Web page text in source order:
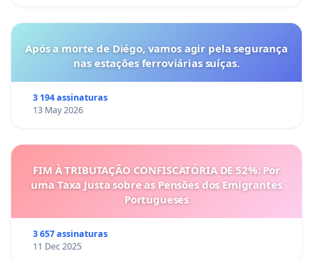
Após a morte de Diégo, vamos agir pela segurança
nas estações ferroviárias suíças.
3 194 assinaturas
13 May 2026
FIM À TRIBUTAÇÃO CONFISCATÓRIA DE 52%: Por
uma Taxa Justa sobre as Pensões dos Emigrantes
Portugueses
3 657 assinaturas
11 Dec 2025